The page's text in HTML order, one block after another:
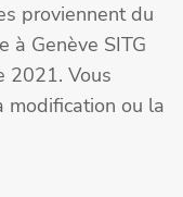
proviennent du
à Genève SITG
2021. Vous
modification ou la